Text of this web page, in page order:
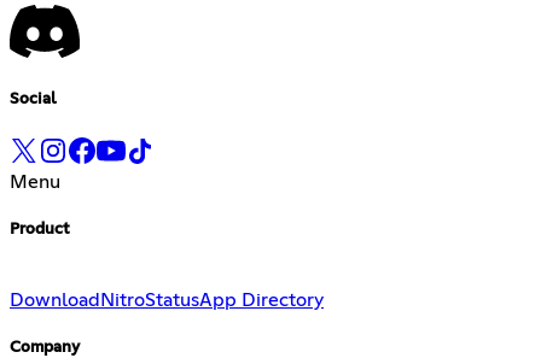
Social
Menu
Product
Download NitroStatusApp Directory
Company